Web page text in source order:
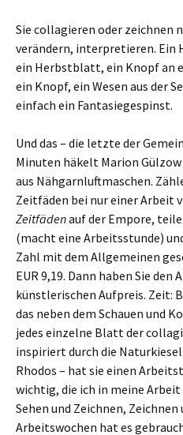
Sie collagieren oder zeichnen
verändern, interpretieren.
ein Herbstblatt, ein Knopf an
ein Knopf, ein Wesen aus der
einfach ein Fantasiegespinst.
Und das – die letzte der
Minuten häkelt Marion
aus Nähgarnluftmaschen.
Zeitfäden bei nur einer Arbeit
Zeitfädenauf der Empore,
(macht eine Arbeitsstunde)
Zahl mit dem Allgemeinen
EUR 9,19. Dann haben Sie
künstlerischen Aufpreis. Zeit:
das neben dem Schauen und
jedes einzelne Blatt der
inspiriert durch die
Rhodos – hat sie einen
wichtig, die ich in meine Arbeit
Sehen und Zeichnen, Zeichnen
Arbeitswochen hat es